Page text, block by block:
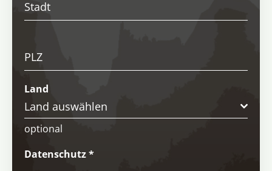
Stadt
PLZ
Land
Land auswählen
optional
Datenschutz*